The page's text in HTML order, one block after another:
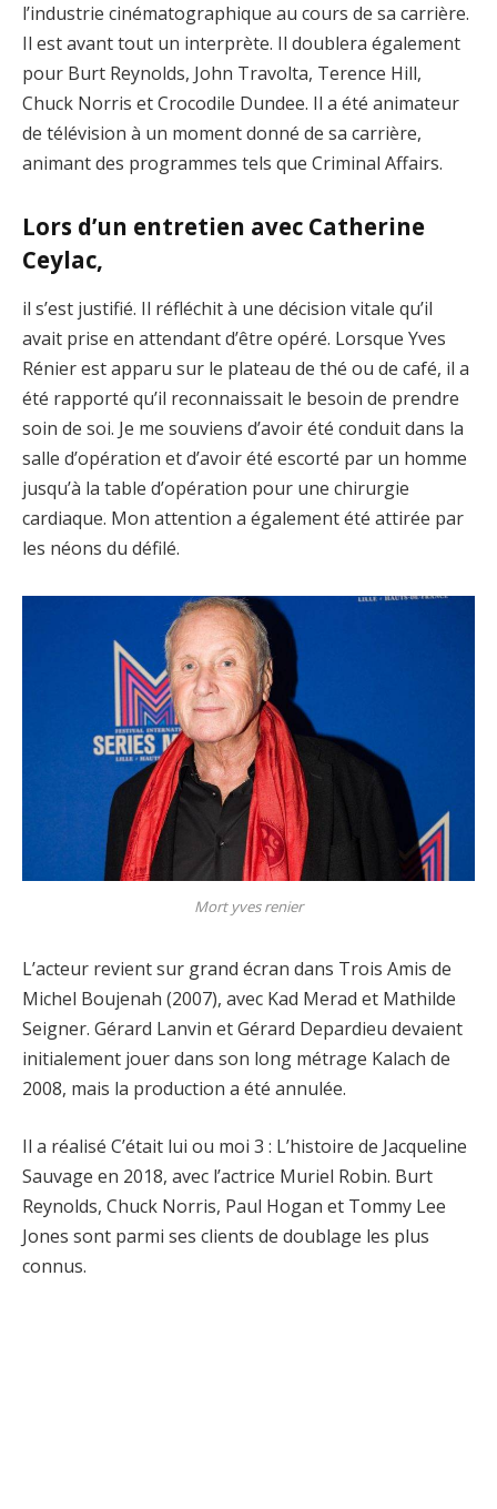
l’industrie cinématographique au cours de sa carrière.
Il est avant tout un interprète. Il doublera également
pour Burt Reynolds, John Travolta, Terence Hill,
Chuck Norris et Crocodile Dundee. Il a été animateur
de télévision à un moment donné de sa carrière,
animant des programmes tels que Criminal Affairs.
Lors d’un entretien avec Catherine
Ceylac,
il s’est justifié. Il réfléchit à une décision vitale qu’il
avait prise en attendant d’être opéré. Lorsque Yves
Rénier est apparu sur le plateau de thé ou de café, il a
été rapporté qu’il reconnaissait le besoin de prendre
soin de soi. Je me souviens d’avoir été conduit dans la
salle d’opération et d’avoir été escorté par un homme
jusqu’à la table d’opération pour une chirurgie
cardiaque. Mon attention a également été attirée par
les néons du défilé.
Mort yves renier
L’acteur revient sur grand écran dans Trois Amis de
Michel Boujenah (2007), avec Kad Merad et Mathilde
Seigner. Gérard Lanvin et Gérard Depardieu devaient
initialement jouer dans son long métrage Kalach de
2008, mais la production a été annulée.
Il a réalisé C’était lui ou moi 3 : L’histoire de Jacqueline
Sauvage en 2018, avec l’actrice Muriel Robin. Burt
Reynolds, Chuck Norris, Paul Hogan et Tommy Lee
Jones sont parmi ses clients de doublage les plus
connus.